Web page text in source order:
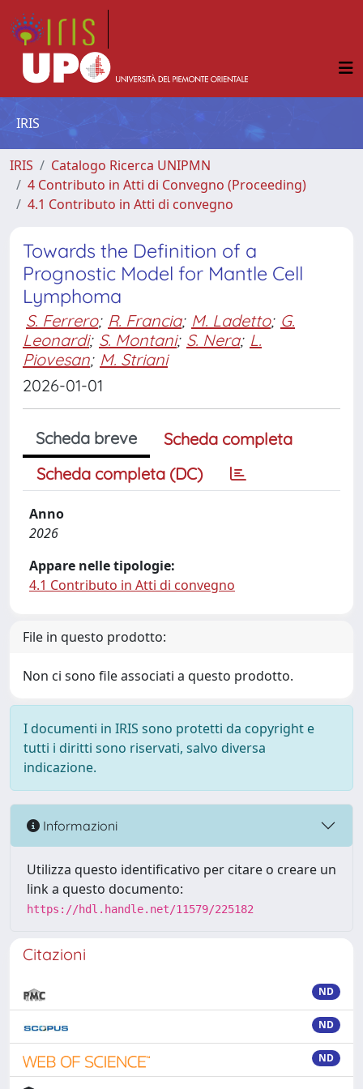
IRIS
IRIS
Catalogo Ricerca UNIPMN
4 Contributo in Atti di Convegno (Proceeding)
4.1 Contributo in Atti di convegno
Towards the Definition of a
Prognostic Model for Mantle Cell
Lymphoma
S. Ferrero; R. Francia; M. Ladetto; G.
Leonardi; S. Montani; S. Nera; L.
Piovesan; M. Striani
2026-01-01
Scheda breve
Scheda completa
Scheda completa (DC)
Anno
2026
Appare nelle tipologie:
4.1 Contributo in Atti di convegno
File in questo prodotto:
Non ci sono file associati a questo prodotto.
I documenti in IRIS sono protetti da copyright e
tutti i diritti sono riservati, salvo diversa
indicazione.
Informazioni
Utilizza questo identificativo per citare o creare un
link a questo documento:
https://hdl.handle.net/11579/225182
Citazioni
ND
ND
ND